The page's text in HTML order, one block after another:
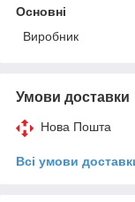
Основні
Виробник
Умови доставки
Нова Пошта
Всі умови